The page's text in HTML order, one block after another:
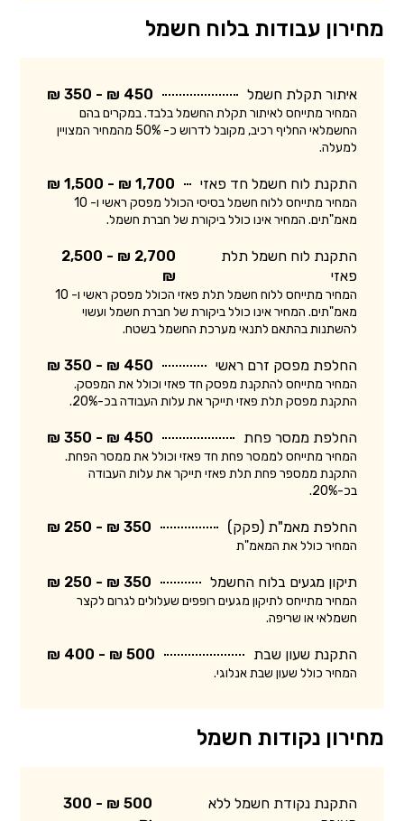
מחירון עבודות בלוח חשמל
איתור תקלת חשמל 450 ₪ - 350 ₪
המחיר מתייחס לאיתור תקלת החשמל בלבד. במקרים בהם
החשמלאי החליף רכיב, מקובל לדרוש כ- 50% מהמחיר המצויין
למעלה.
התקנת לוח חשמל חד פאזי 1,700 ₪ - 1,500 ₪
המחיר מתייחס ללוח חשמל בסיסי הכולל מפסק ראשי ו- 10
מאמ"תים. המחיר אינו כולל ביקורת של חברת חשמל.
התקנת לוח חשמל תלת
פאזי
2,700 ₪ - 2,500
₪
המחיר מתייחס ללוח חשמל תלת פאזי הכולל מפסק ראשי ו- 10
מאמ"תים. המחיר אינו כולל ביקורת של חברת חשמל ועשוי
להשתנות בהתאם לתנאי מערכת החשמל בשטח.
החלפת מפסק זרם ראשי 450 ₪ - 350 ₪
המחיר מתייחס להתקנת מפסק חד פאזי וכולל את המפסק.
התקנת מפסק תלת פאזי תייקר את עלות העבודה בכ-20%.
החלפת ממסר פחת 450 ₪ - 350 ₪
המחיר מתייחס לממסר פחת חד פאזי וכולל את ממסר הפחת.
התקנת ממספר פחת תלת פאזי תייקר את עלות העבודה
בכ-20%.
החלפת מאמ"ת (פקק) 350 ₪ - 250 ₪
המחיר כולל את המאמ"ת
תיקון מגעים בלוח החשמל 350 ₪ - 250 ₪
המחיר מתייחס לתיקון מגעים רופפים שעלולים לגרום לקצר
חשמלאי או שריפה.
התקנת שעון שבת 500 ₪ - 400 ₪
המחיר כולל שעון שבת אנלוגי.
מחירון נקודות חשמל
התקנת נקודת חשמל ללא
500 ₪ - 300